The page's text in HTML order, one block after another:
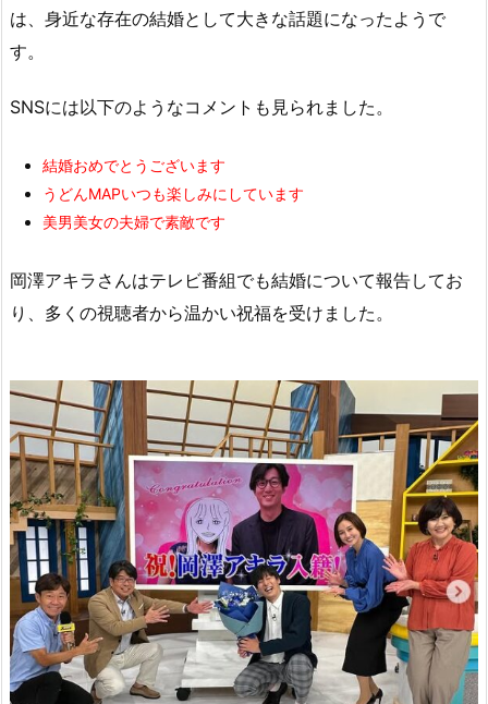
は、身近な存在の結婚として大きな話題になったようで
す。
SNSには以下のようなコメントも見られました。
結婚おめでとうございます
うどんMAPいつも楽しみにしています
美男美女の夫婦で素敵です
岡澤アキラさんはテレビ番組でも結婚について報告してお
り、多くの視聴者から温かい祝福を受けました。